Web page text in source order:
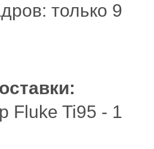
только 9
Fluke Ti95 - 1